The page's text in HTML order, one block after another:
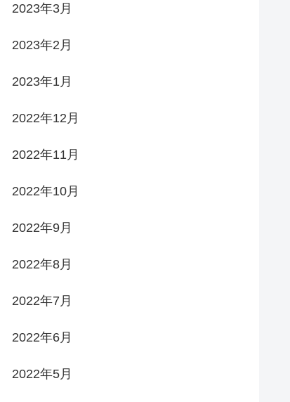
2023年3月
2023年2月
2023年1月
2022年12月
2022年11月
2022年10月
2022年9月
2022年8月
2022年7月
2022年6月
2022年5月